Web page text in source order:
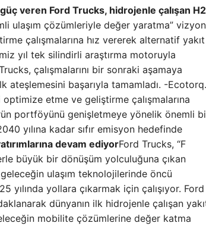
veren Ford Trucks, hidrojenle çalışan
ulaşım çözümleriyle değer yaratma”
çalışmalarına hız vererek alternatif yakıt
yıl tek silindirli araştırma motoruyla
çalışmalarını bir sonraki aşamaya
ateşlemesini başarıyla tamamladı. -Ecotorq.
etme ve geliştirme çalışmalarına
portföyünü genişletmeye yönelik önemli
yılına kadar sıfır emisyon hedefinde
devam ediyorFord Trucks, “F
büyük bir dönüşüm yolculuğuna çıkan
ulaşım teknolojilerinde öncü
yollara çıkarmak için çalışıyor. Ford
dünyanın ilk hidrojenle çalışan
mobilite çözümlerine değer katma